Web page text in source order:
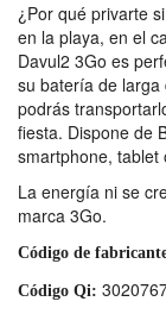
¿Por qué privarte
en la playa, en el
Davul2 3Go es
su batería de
podrás
fiesta. Dispone de
smartphone, tablet
La energía ni se
marca 3Go.
Código de
Código Qi: